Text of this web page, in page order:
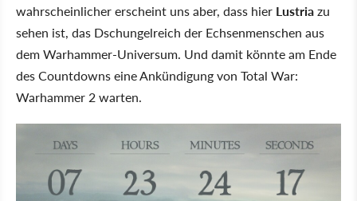
wahrscheinlicher erscheint uns aber, dass hier Lustriazu
sehen ist, das Dschungelreich der Echsenmenschen aus
dem Warhammer-Universum. Und damit könnte am Ende
des Countdowns eine Ankündigung von Total War:
Warhammer 2 warten.